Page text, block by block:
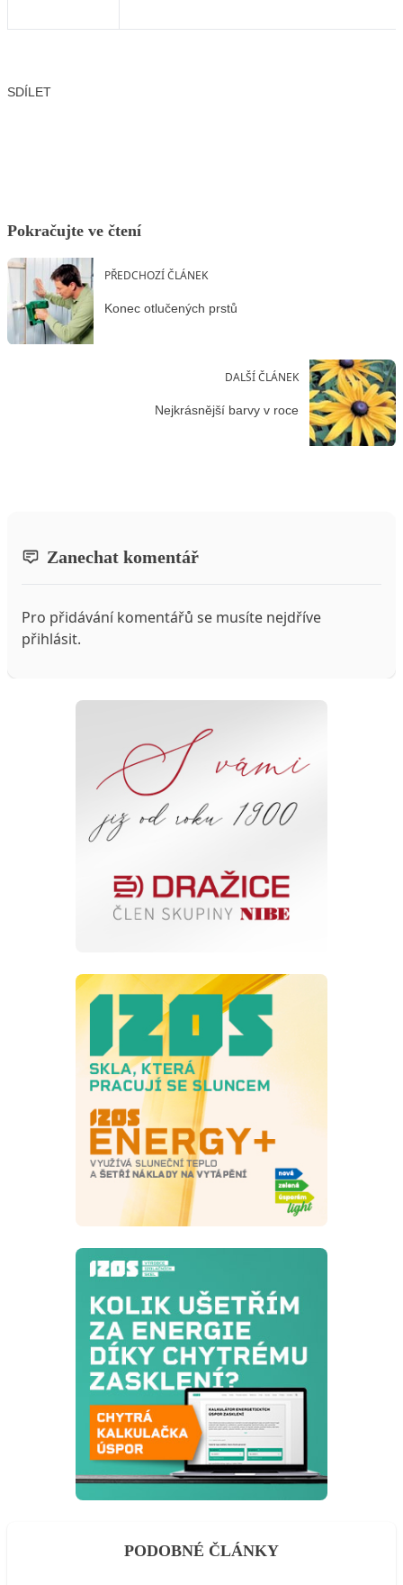
SDÍLET
Pokračujte ve čtení
PŘEDCHOZÍ ČLÁNEK
Konec otlučených prstů
DALŠÍ ČLÁNEK
Nejkrásnější barvy v roce
Zanechat komentář
Pro přidávání komentářů se musíte nejdříve
přihlásit.
PODOBNÉ ČLÁNKY